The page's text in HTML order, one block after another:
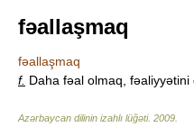
fəallaşmaq
fəallaşmaq
f. Daha fəal olmaq, fəaliyyətini
Azərbaycan dilinin izahlı lüğəti. 2009